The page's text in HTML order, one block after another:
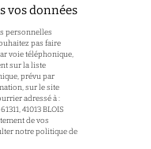
vos données
personnelles
pas faire
voie téléphonique,
sur la liste
prévu par
sur le site
adressé à :
41013 BLOIS
de vos
notre politique de